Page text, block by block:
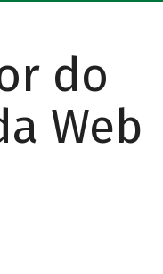
do
Web